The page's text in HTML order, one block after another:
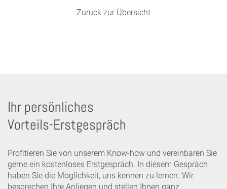
Zurück zur Übersicht
Ihr persönliches
Vorteils-Erstgespräch
Profitieren Sie von unserem Know-how und vereinbaren Sie
gerne ein kostenloses Erstgespräch. In diesem Gespräch
haben Sie die Möglichkeit, uns kennen zu lernen. Wir
besprechen Ihre Anliegen und stellen Ihnen ganz